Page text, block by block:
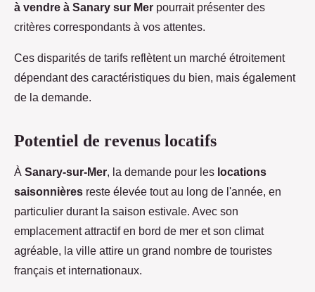
à vendre à Sanary sur Mer pourrait présenter des
critères correspondants à vos attentes.
Ces disparités de tarifs reflètent un marché étroitement
dépendant des caractéristiques du bien, mais également
de la demande.
Potentiel de revenus locatifs
À Sanary-sur-Mer, la demande pour les locations
saisonnières reste élevée tout au long de l'année, en
particulier durant la saison estivale. Avec son
emplacement attractif en bord de mer et son climat
agréable, la ville attire un grand nombre de touristes
français et internationaux.